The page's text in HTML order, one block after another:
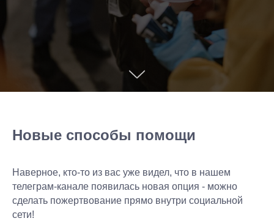
Новые способы помощи
Наверное, кто-то из вас уже видел, что в нашем
телеграм-канале появилась новая опция - можно
сделать пожертвование прямо внутри социальной
сети!